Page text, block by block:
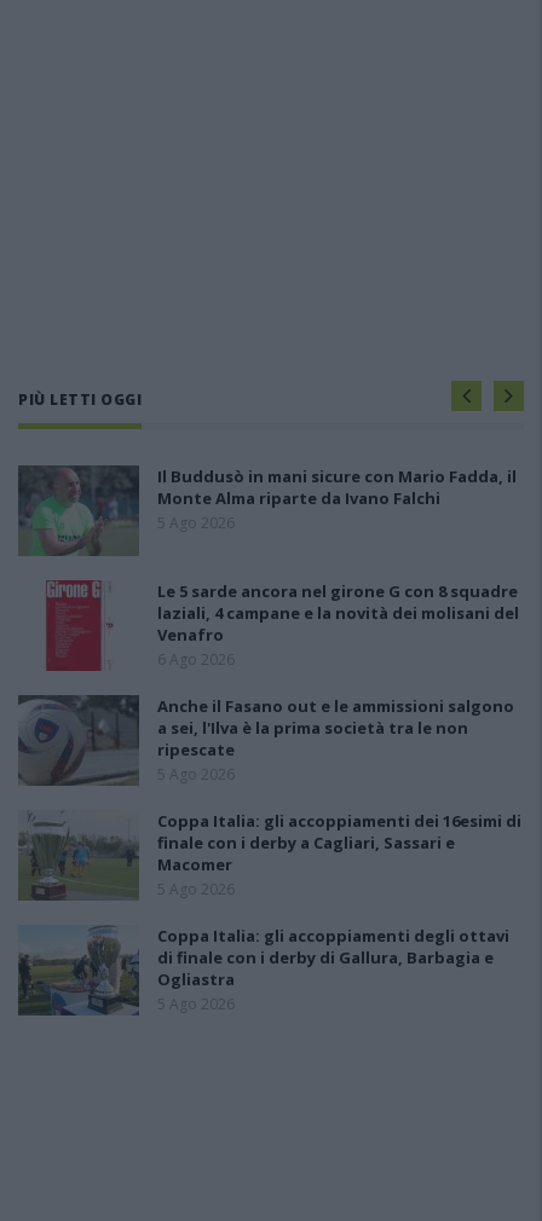
PIÙ LETTI OGGI
Il Buddusò in mani sicure con Mario Fadda, il
Monte Alma riparte da Ivano Falchi
5 Ago 2026
Le 5 sarde ancora nel girone G con 8 squadre
laziali, 4 campane e la novità dei molisani del
Venafro
6 Ago 2026
Anche il Fasano out e le ammissioni salgono
a sei, l'Ilva è la prima società tra le non
ripescate
5 Ago 2026
Coppa Italia: gli accoppiamenti dei 16esimi di
finale con i derby a Cagliari, Sassari e
Macomer
5 Ago 2026
Coppa Italia: gli accoppiamenti degli ottavi
di finale con i derby di Gallura, Barbagia e
Ogliastra
5 Ago 2026